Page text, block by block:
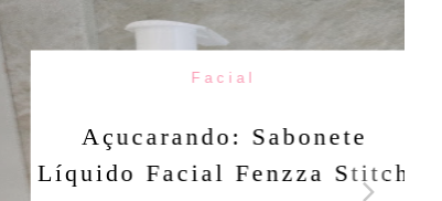
Sabonete
Fenzza Stitch